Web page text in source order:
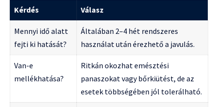
Kérdés
Válasz
Mennyi idő alatt
fejti ki hatását?
Általában 2–4 hét rendszeres
használat után érezhető a javulás.
Van-e
mellékhatása?
Ritkán okozhat emésztési
panaszokat vagy bőrkiütést, de az
esetek többségében jól tolerálható.